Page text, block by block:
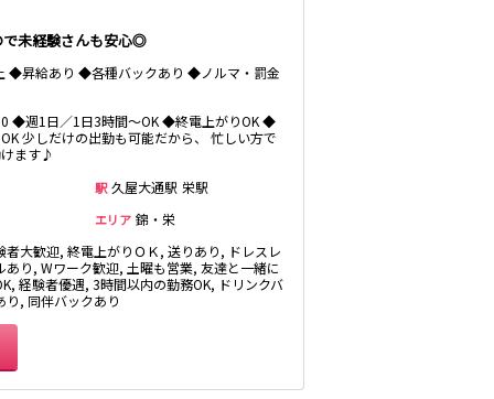
で未経験さんも安心◎
◆昇給あり ◆各種バックあり ◆ノルマ・罰金
◆週1日／1日3時間～OK ◆終電上がりOK ◆
少しだけの出勤も可能だから、 忙しい方で
ます♪
駅 久屋大通駅 栄駅
エリア 錦・栄
者大歓迎, 終電上がりＯＫ, 送りあり, ドレスレ
あり, Wワーク歓迎, 土曜も営業, 友達と一緒に
経験者優遇, 3時間以内の勤務OK, ドリンクバ
り, 同伴バックあり